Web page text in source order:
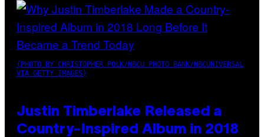
(PHOTO BY CHRISTOPHER POLK/NBCU PHOTO BANK/NBCUNIVERSAL
VIA GETTY IMAGES)
Justin Timberlake Released a
Country-Inspired Album in 2018